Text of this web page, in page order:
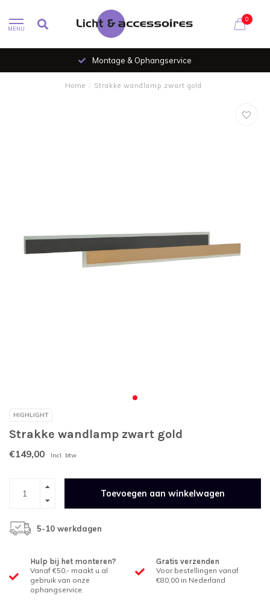
MENU
0
Montage & Ophangservice
Home / Strakke wandlamp zwart gold
HIGHLIGHT
Strakke wandlamp zwart gold
€149,00 Incl. btw
Toevoegen aan winkelwagen
5-10 werkdagen
Hulp bij het monteren?
Vanaf €50,- maakt u al
gebruik van onze
ophangservice.
Gratis verzenden
Voor bestellingen vanaf
€80,00 in Nederland